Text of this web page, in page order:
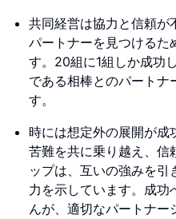
共同経営は協力と信頼が
パートナーを見つけるた
す。20組に1組しか成功
である相棒とのパートナ
す。
時には想定外の展開が成
苦難を共に乗り越え、信
ップは、互いの強みを引
力を示しています。成功
んが、適切なパートナー